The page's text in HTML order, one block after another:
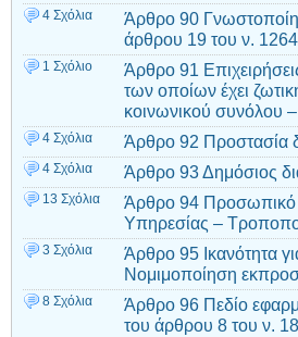
4 Σχόλια
Άρθρο 90
άρθρου 19 του ν.
1 Σχόλιο
Άρθρο 91
των οποίων έχει
κοινωνικού συνόλου
4 Σχόλια Άρθρο 92 Προστασία
4 Σχόλια Άρθρο 93 Δημόσιος
13 Σχόλια
Άρθρο 94 Προσωπικό
Υπηρεσίας –
3 Σχόλια
Άρθρο 95 Ικανότητα
Νομιμοποίηση
8 Σχόλια
Άρθρο 96 Πεδίο
του άρθρου 8 του ν.